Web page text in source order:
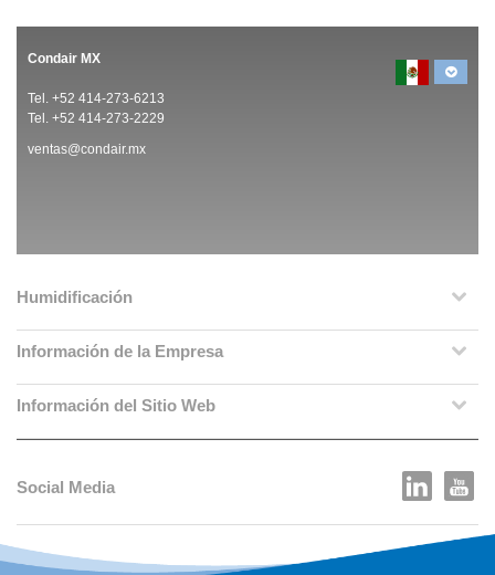
Condair MX
Tel. +52 414-273-6213
Tel. +52 414-273-2229
ventas@condair.mx
Humidificación
Información de la Empresa
Información del Sitio Web
Social Media